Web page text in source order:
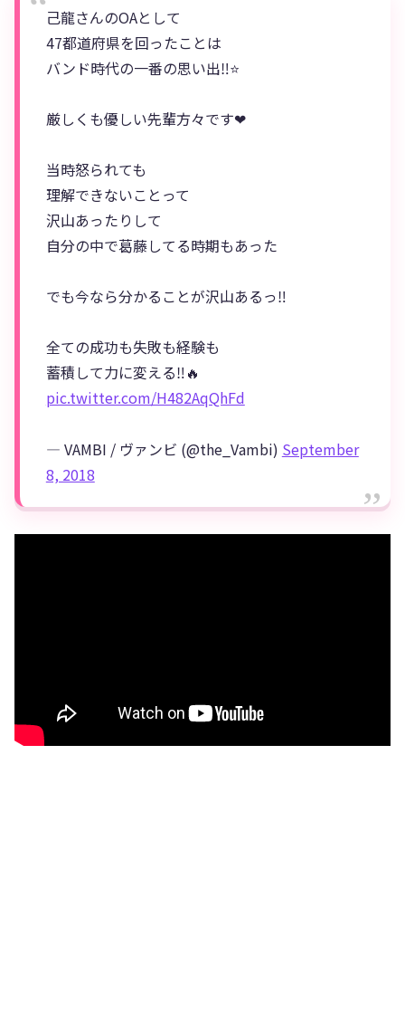
己龍さんのOAとして
47都道府県を回ったことは
バンド時代の一番の思い出‼️⭐
厳しくも優しい先輩方々です❤
当時怒られても
理解できないことって
沢山あったりして
自分の中で葛藤してる時期もあった
でも今なら分かることが沢山あるっ‼️
全ての成功も失敗も経験も
蓄積して力に変える‼️🔥
pic.twitter.com/H482AqQhFd
— VAMBI / ヴァンビ (@the_Vambi) September
8, 2018